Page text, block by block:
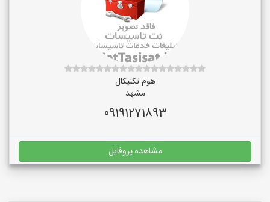
هوم تکنیکال
مشهد
09191271893
مشاهده پروفایل